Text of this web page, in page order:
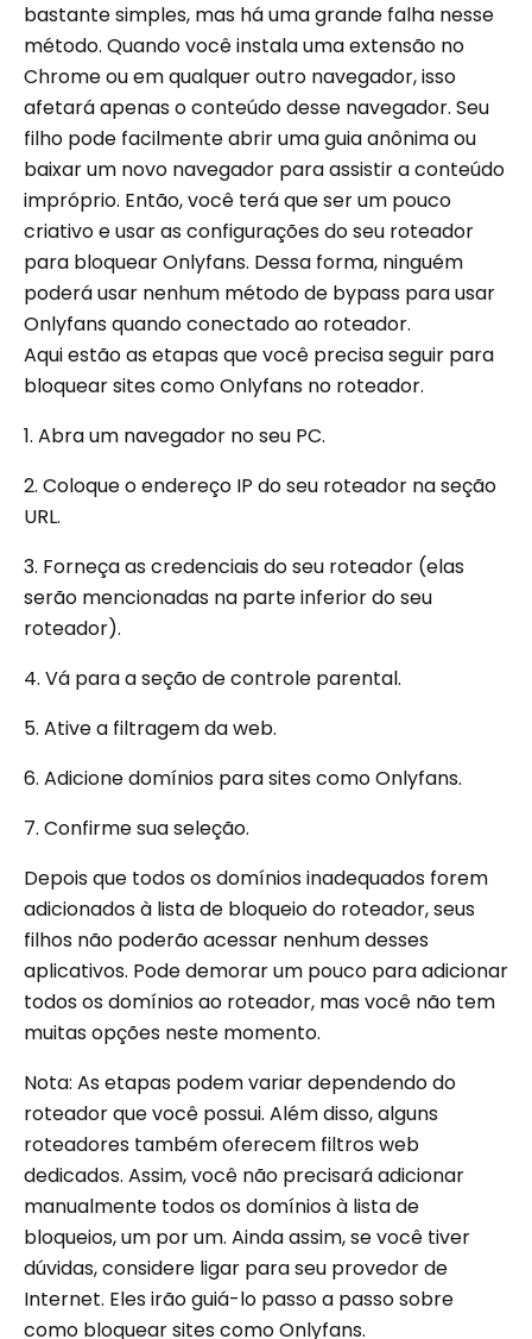
bastante simples, mas há uma grande falha nesse
método. Quando você instala uma extensão no
Chrome ou em qualquer outro navegador, isso
afetará apenas o conteúdo desse navegador. Seu
filho pode facilmente abrir uma guia anônima ou
baixar um novo navegador para assistir a conteúdo
impróprio. Então, você terá que ser um pouco
criativo e usar as configurações do seu roteador
para bloquear Onlyfans. Dessa forma, ninguém
poderá usar nenhum método de bypass para usar
Onlyfans quando conectado ao roteador.
Aqui estão as etapas que você precisa seguir para
bloquear sites como Onlyfans no roteador.
1. Abra um navegador no seu PC.
2. Coloque o endereço IP do seu roteador na seção
URL.
3. Forneça as credenciais do seu roteador (elas
serão mencionadas na parte inferior do seu
roteador).
4. Vá para a seção de controle parental.
5. Ative a filtragem da web.
6. Adicione domínios para sites como Onlyfans.
7. Confirme sua seleção.
Depois que todos os domínios inadequados forem
adicionados à lista de bloqueio do roteador, seus
filhos não poderão acessar nenhum desses
aplicativos. Pode demorar um pouco para adicionar
todos os domínios ao roteador, mas você não tem
muitas opções neste momento.
Nota: As etapas podem variar dependendo do
roteador que você possui. Além disso, alguns
roteadores também oferecem filtros web
dedicados. Assim, você não precisará adicionar
manualmente todos os domínios à lista de
bloqueios, um por um. Ainda assim, se você tiver
dúvidas, considere ligar para seu provedor de
Internet. Eles irão guiá-lo passo a passo sobre
como bloquear sites como Onlyfans.